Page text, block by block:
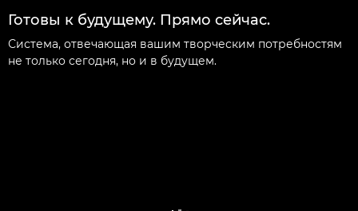
Готовы к будущему. Прямо сейчас.
Система, отвечающая вашим творческим потребностям
не только сегодня, но и в будущем.